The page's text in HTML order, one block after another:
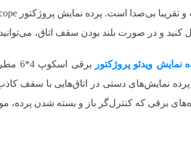
کنید و در صورت بلند بودن سقف اتاق،
نمایش ویدئو پروژکتور
پرده نمایش‌های دستی در اتاق‌هایی با سقف
برقی که کنترل‌گر باز و بسته شدن پرده،